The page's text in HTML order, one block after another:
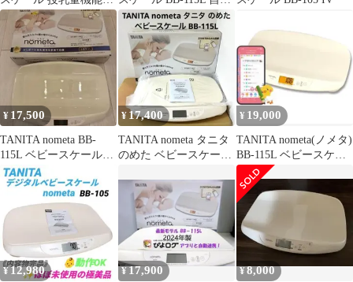
き 2024年製
ぴよログ連携 タニタ
¥ 17,500
TANITA nometa BB-
115L ベビースケール
アプリ自動連動
¥ 17,400
TANITA nometa タニタ
のめた ベビースケール
¥ 19,000
TANITA nometa(ノメタ)
BB-115L ベビースケー
ル
¥ 12,980 ¥17,900 ¥8,000